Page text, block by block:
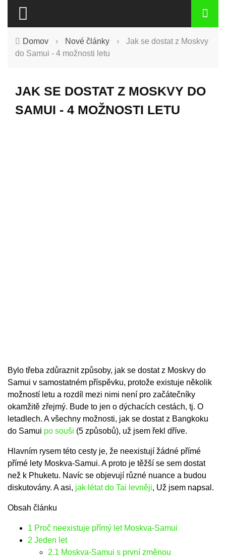
Domov › Nové články ›
Jak se dostat z Moskvy
do Samui - 4 možnosti letu
JAK SE DOSTAT Z MOSKVY DO
SAMUI - 4 MOŽNOSTI LETU
Bylo třeba zdůraznit způsoby, jak se dostat z Moskvy do
Samui v samostatném příspěvku, protože existuje několik
možností letu a rozdíl mezi nimi není pro začátečníky
okamžitě zřejmý. Bude to jen o dýchacích cestách, tj. O
letadlech. A všechny možnosti, jak se dostat z Bangkoku
do Samui po souši (5 způsobů), už jsem řekl dříve.
Hlavním rysem této cesty je, že neexistují žádné přímé
přímé lety Moskva-Samui. A proto je těžší se sem dostat
než k Phuketu. Navíc se objevují různé nuance a budou
diskutovány. A asi, jak létat do Tai levněji, Už jsem napsal.
Obsah článku
1 Proč neexistuje přímý let Moskva-Samui
2 Jeden let
2.1 Moskva-Samui s první změnou